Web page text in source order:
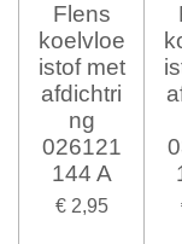
Flens
koelvloe
istof met
afdichtri
ng
026121
144 A
€ 2,95